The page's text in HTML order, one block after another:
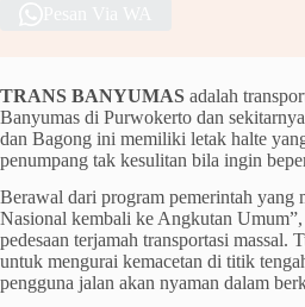
TRANS BANYUMAS adalah
Banyumas di Purwokerto dan
dan Bagong ini memiliki letak halte
penumpang tak kesulitan bila ingin
Berawal dari program pemerintah yang
Nasional kembali ke Angkutan Umum”,
pedesaan terjamah transportasi massal.
untuk mengurai kemacetan di titik
pengguna jalan akan nyaman dalam